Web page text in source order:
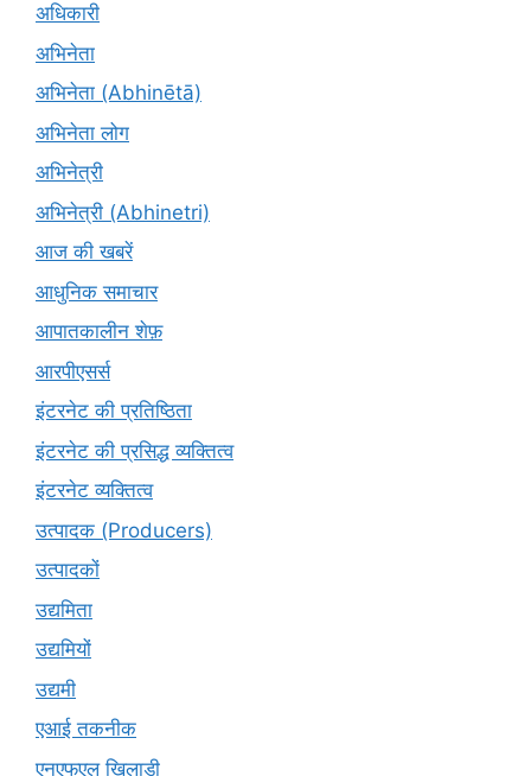
अधिकारी
अभिनेता
अभिनेता (Abhinētā)
अभिनेता लोग
अभिनेत्री
अभिनेत्री (Abhinetri)
आज की खबरें
आधुनिक समाचार
आपातकालीन शेफ़
आरपीएसर्स
इंटरनेट की प्रतिष्ठिता
इंटरनेट की प्रसिद्ध व्यक्तित्व
इंटरनेट व्यक्तित्व
उत्पादक (Producers)
उत्पादकों
उद्यमिता
उद्यमियों
उद्यमी
एआई तकनीक
एनएफएल खिलाड़ी